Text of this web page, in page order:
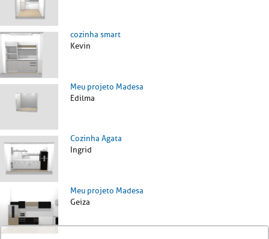
cozinha smart
Kevin
Meu projeto Madesa
Edilma
Cozinha Agata
Ingrid
Meu projeto Madesa
Geiza